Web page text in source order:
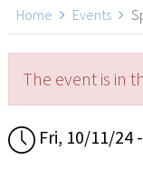
Home Events
The event is in
Fri, 10/11/24